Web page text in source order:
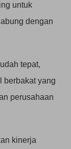
untuk
dengan
tepat,
berbakat yang
perusahaan
kinerja